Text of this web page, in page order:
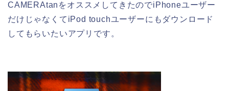
CAMERAtanをオススメしてきたのでiPhoneユーザー
だけじゃなくてiPod touchユーザーにもダウンロード
してもらいたいアプリです。